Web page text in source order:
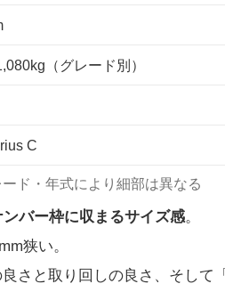
（グレード別）
C
ド・年式により細部は異なる
ンバー枠に収まるサイズ感
狭い。
さと取り回しの良さ、そして「